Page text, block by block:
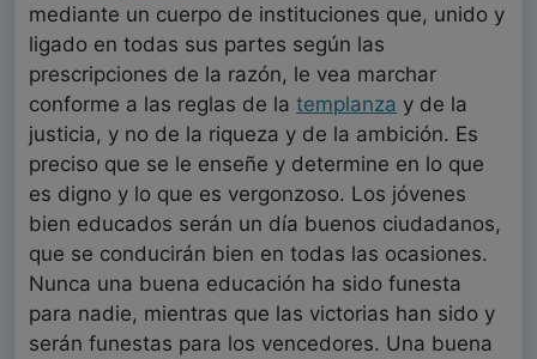
mediante un cuerpo de instituciones que, unido y
ligado en todas sus partes según las
prescripciones de la razón, le vea marchar
conforme a las reglas de la templanza y de la
justicia, y no de la riqueza y de la ambición. Es
preciso que se le enseñe y determine en lo que
es digno y lo que es vergonzoso. Los jóvenes
bien educados serán un día buenos ciudadanos,
que se conducirán bien en todas las ocasiones.
Nunca una buena educación ha sido funesta
para nadie, mientras que las victorias han sido y
serán funestas para los vencedores. Una buena